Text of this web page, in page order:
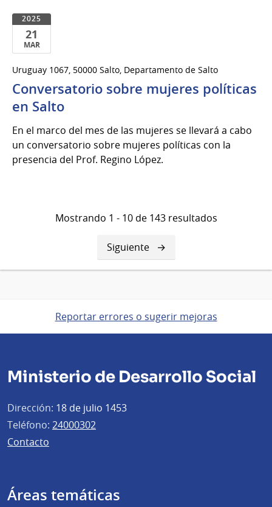
2025
21
MAR
de
Mar
del
Uruguay 1067, 50000 Salto, Departamento de Salto
Conversatorio sobre mujeres políticas
en Salto
En el marco del mes de las mujeres se llevará a cabo
un conversatorio sobre mujeres políticas con la
presencia del Prof. Regino López.
Mostrando 1 - 10 de 143 resultados
Siguiente
página
Siguiente
Reportar errores o sugerir mejoras
Ministerio de Desarrollo Social
Dirección: 18 de julio 1453
Teléfono: 24000302
Contacto
Áreas temáticas